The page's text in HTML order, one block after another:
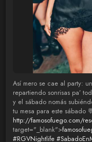
Así mero se cae al party:
repartiendo sonrisas pa’
y el sábado nomás
tu mesa para este sábado
http://famosofuego.com/
target="_blank">
#RGVNightlife